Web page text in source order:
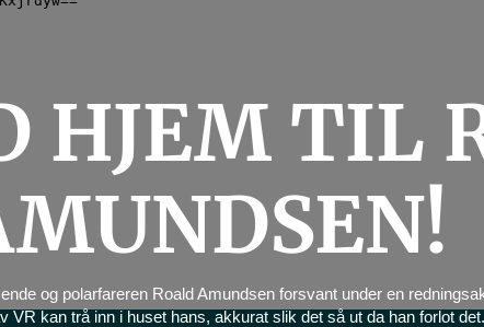
HJEM TIL
og polarfareren Roald Amundsen forsvant under en
VR kan trå inn i huset hans, akkurat slik det så ut da han forlot det.